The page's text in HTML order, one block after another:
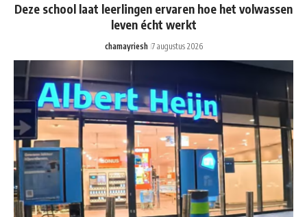
Deze school laat leerlingen ervaren hoe het volwassen
leven écht werkt
chamayriesh 7 augustus 2026